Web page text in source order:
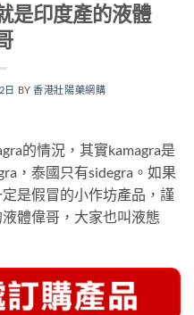
是印度產的液體
日 BY香港壯陽藥網購
的情況，其實kamagra是
，泰國只有sidegra。如果
是假冒的小作坊產品，謹
體偉哥，大家也叫液態